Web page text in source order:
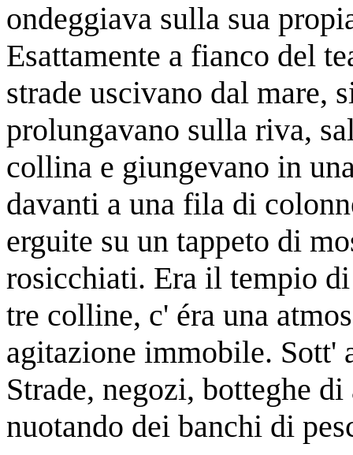
ondeggiava sulla sua
Esattamente a fianco del
strade uscivano dal mare,
prolungavano sulla riva,
collina e giungevano in
davanti a una fila di
erguite su un tappeto di
rosicchiati. Era il tempio
tre colline, c' éra una
agitazione immobile. Sott'
Strade, negozi, botteghe
nuotando dei banchi di